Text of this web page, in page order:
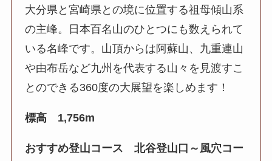
大分県と宮崎県との境に位置する祖母傾山系
の主峰。日本百名山のひとつにも数えられて
いる名峰です。山頂からは阿蘇山、九重連山
や由布岳など九州を代表する山々を見渡すこ
とのできる360度の大展望を楽しめます！
標高 1,756m
おすすめ登山コース 北谷登山口～風穴コー